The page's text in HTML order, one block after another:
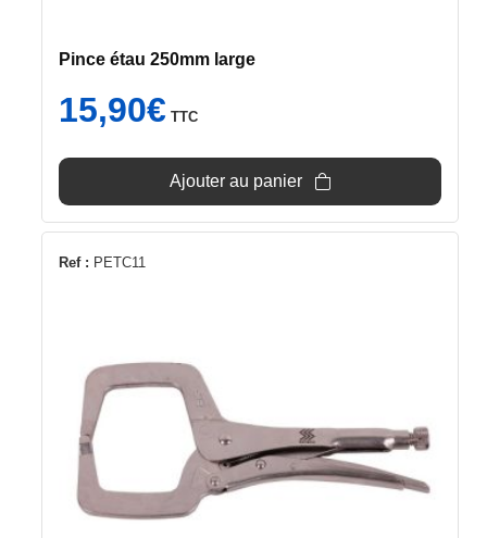
Pince étau 250mm large
15,90€ TTC
Ajouter au panier
Ref : PETC11